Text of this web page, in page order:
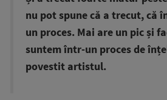
nu pot spune că a trecut, că
un proces. Mai are un pic și
suntem într-un proces de
povestit artistul.